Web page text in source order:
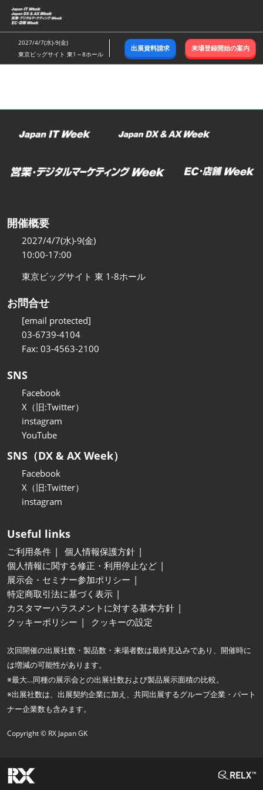
ス
キ
ッ
し
む
2027/4/7(水)-9(金)
東京ビッグサイト 東1～8ホール
出展資料請求 来場登録開始の案内
開催概要
2027/4/7(水)-9(金)
10:00-17:00
東京ビッグサイト 東 1-8ホール
お問合せ
[email protected]
03-6739-4104
Fax: 03-4563-2100
SNS
Facebook
X（旧:Twitter）
instagram
YouTube
SNS（DX & AX Week）
Facebook
X（旧:Twitter）
instagram
Useful links
ご利用条件
個人情報保護方針
個人情報に関する修正・利用停止など
展示会・セミナー参加ポリシー
特定商取引法に基づく表示
カスタマーハラスメントに対する基本方針
クッキーポリシー
クッキーの設定
次回開催の出展社数・製品数・来場者数は最終見込みであり、開催時に
は増減の可能性があります。
※最大…同種の展示会との出展社数および製品展示面積の比較。
※出展社数は、出展契約企業に加え、共同出展するグループ企業・パート
ナー企業数も含みます。
Copyright © RX Japan GK